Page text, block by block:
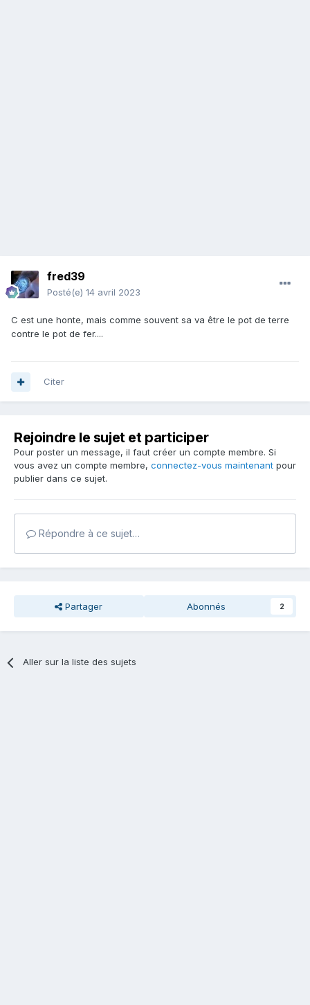
fred39
Posté(e) 14 avril 2023
C est une honte, mais comme souvent sa va être le pot de terre
contre le pot de fer....
Citer
Rejoindre le sujet et participer
Pour poster un message, il faut créer un compte membre. Si
vous avez un compte membre, connectez-vous maintenant pour
publier dans ce sujet.
Répondre à ce sujet…
Partager Abonnés 2
Aller sur la liste des sujets